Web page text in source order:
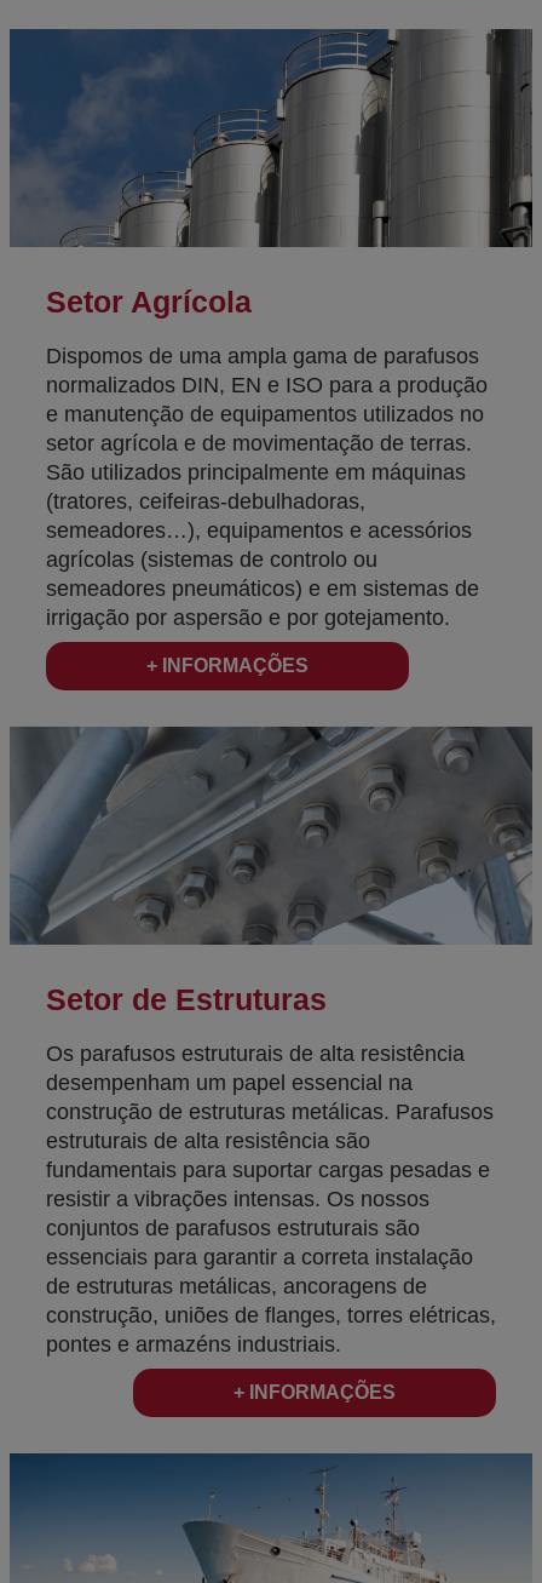
Setor Agrícola
Dispomos de uma ampla gama de parafusos
normalizados DIN, EN e ISO para a produção
e manutenção de equipamentos utilizados no
setor agrícola e de movimentação de terras.
São utilizados principalmente em máquinas
(tratores, ceifeiras-debulhadoras,
semeadores…), equipamentos e acessórios
agrícolas (sistemas de controlo ou
semeadores pneumáticos) e em sistemas de
irrigação por aspersão e por gotejamento.
+ INFORMAÇÕES
Setor de Estruturas
Os parafusos estruturais de alta resistência
desempenham um papel essencial na
construção de estruturas metálicas. Parafusos
estruturais de alta resistência são
fundamentais para suportar cargas pesadas e
resistir a vibrações intensas. Os nossos
conjuntos de parafusos estruturais são
essenciais para garantir a correta instalação
de estruturas metálicas, ancoragens de
construção, uniões de flanges, torres elétricas,
pontes e armazéns industriais.
+ INFORMAÇÕES